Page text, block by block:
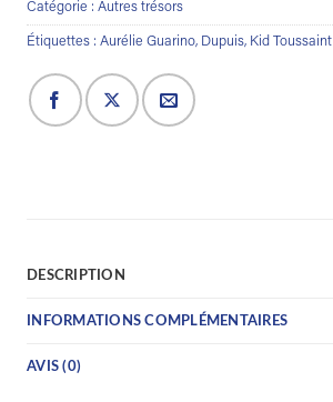
Catégorie : Autres trésors
Étiquettes : Aurélie Guarino, Dupuis, Kid Toussaint
DESCRIPTION
INFORMATIONS COMPLÉMENTAIRES
AVIS (0)